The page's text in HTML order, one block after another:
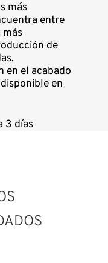
más
entre
más
de
en el acabado
en
3 días